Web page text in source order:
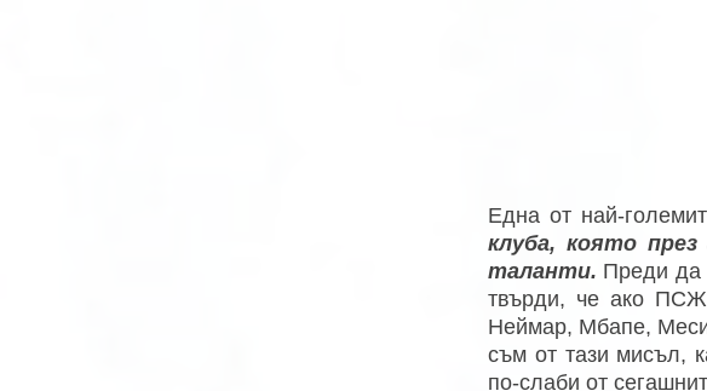
Една от най-
клуба, която
таланти. Преди да
твърди, че ако
Неймар, Мбапе,
съм от тази мисъл,
по-слаби от